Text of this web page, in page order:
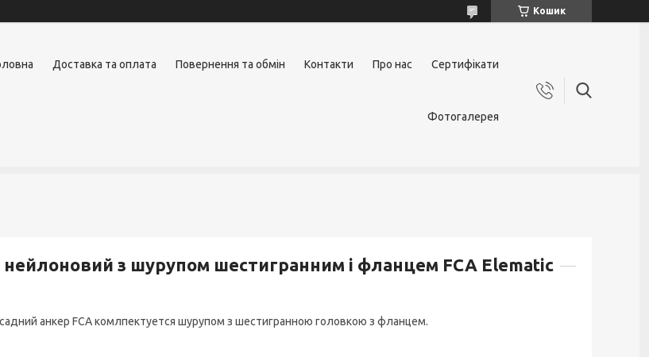
Кошик
Доставка та оплата Повернення та обмін Контакти Про нас Сертифікати
Фотогалерея
з шурупом шестигранним і фланцем FCA Elematic
анкер FCA комлпектуется шурупом з шестигранною головкою з фланцем.